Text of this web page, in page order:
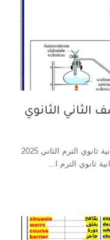
الثاني الثانوي
اقوي مذكرة كيمياء لغات تانية ثانوي الترم الثاني 2025